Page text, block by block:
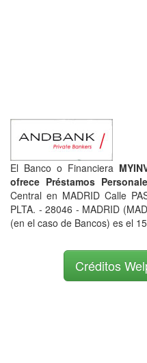
El Banco o Financiera
ofrece Préstamos
Central en MADRID Calle
PLTA. - 28046 - MADRID
(en el caso de Bancos) es el
Créditos